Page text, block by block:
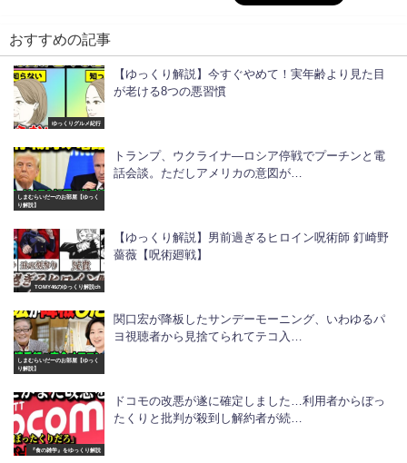
おすすめの記事
ゆっくりグルメ紀行
【ゆっくり解説】今すぐやめて！実年齢より見た目
が老ける8つの悪習慣
しまむらいだーのお部屋【ゆっく
り解説】
トランプ、ウクライナ―ロシア停戦でプーチンと電
話会談。ただしアメリカの意図が…
TOMY46のゆっくり解説ch
【ゆっくり解説】男前過ぎるヒロイン呪術師 釘崎野
薔薇【呪術廻戦】
しまむらいだーのお部屋【ゆっく
り解説】
関口宏が降板したサンデーモーニング、いわゆるパ
ヨ視聴者から見捨てられてテコ入…
『食の雑学』をゆっくり解説
ドコモの改悪が遂に確定しました…利用者からぼっ
たくりと批判が殺到し解約者が続…